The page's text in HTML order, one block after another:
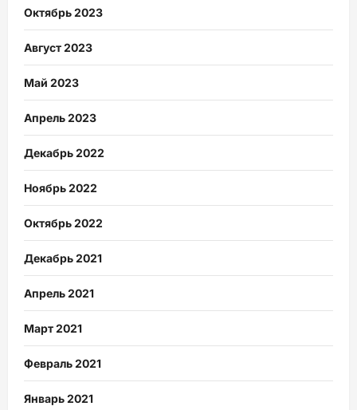
Октябрь 2023
Август 2023
Май 2023
Апрель 2023
Декабрь 2022
Ноябрь 2022
Октябрь 2022
Декабрь 2021
Апрель 2021
Март 2021
Февраль 2021
Январь 2021